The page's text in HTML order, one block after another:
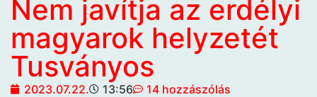
Nem javítja az erdélyi
magyarok helyzetét
Tusványos
2023.07.22. 13:56 14 hozzászólás